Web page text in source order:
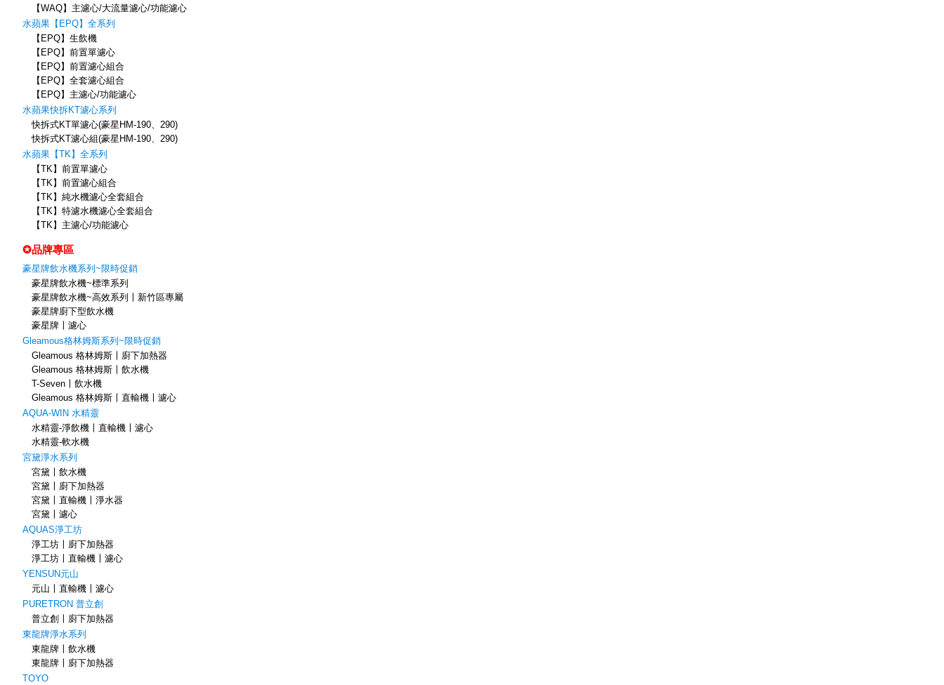
【WAQ】主濾心/大流量濾心/功能濾心
水蘋果【EPQ】全系列
【EPQ】生飲機
【EPQ】前置單濾心
【EPQ】前置濾心組合
【EPQ】全套濾心組合
【EPQ】主濾心/功能濾心
水蘋果快拆KT濾心系列
快拆式KT單濾心(豪星HM-190、290)
快拆式KT濾心組(豪星HM-190、290)
水蘋果【TK】全系列
【TK】前置單濾心
【TK】前置濾心組合
【TK】純水機濾心全套組合
【TK】特濾水機濾心全套組合
【TK】主濾心/功能濾心
✪品牌專區
豪星牌飲水機系列~限時促銷
豪星牌飲水機~標準系列
豪星牌飲水機~高效系列〡新竹區專屬
豪星牌廚下型飲水機
豪星牌〡濾心
Gleamous格林姆斯系列~限時促銷
Gleamous 格林姆斯〡廚下加熱器
Gleamous 格林姆斯〡飲水機
T-Seven〡飲水機
Gleamous 格林姆斯〡直輸機〡濾心
AQUA-WIN 水精靈
水精靈-淨飲機〡直輸機〡濾心
水精靈-軟水機
宮黛淨水系列
宮黛〡飲水機
宮黛〡廚下加熱器
宮黛〡直輸機〡淨水器
宮黛〡濾心
AQUAS淨工坊
淨工坊〡廚下加熱器
淨工坊〡直輸機〡濾心
YENSUN元山
元山〡直輸機〡濾心
PURETRON 普立創
普立創〡廚下加熱器
東龍牌淨水系列
東龍牌〡飲水機
東龍牌〡廚下加熱器
TOYO